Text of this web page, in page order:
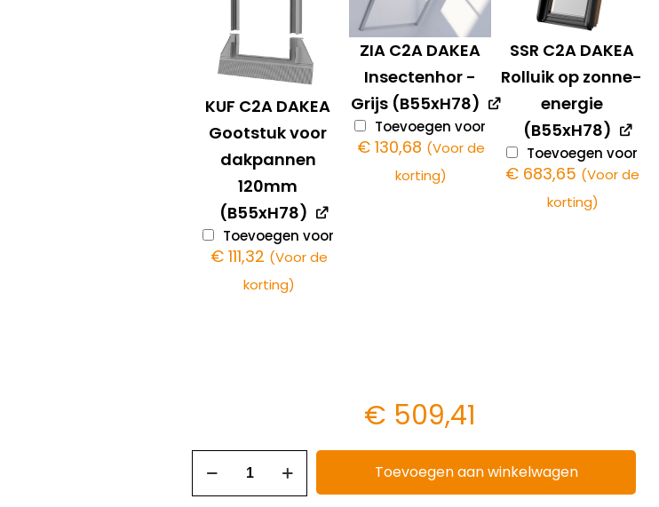
KUF C2A DAKEA
Gootstuk voor
dakpannen
120mm
(B55xH78)
Toevoegen voor
€111,32 (Voor de
korting)
ZIA C2A DAKEA
Insectenhor -
Grijs (B55xH78)
Toevoegen voor
€130,68 (Voor de
korting)
SSR C2A DAKEA
Rolluik op zonne-
energie
(B55xH78)
Toevoegen voor
€ 683,65 (Voor de
korting)
€ 509,41
Toevoegen aan winkelwagen